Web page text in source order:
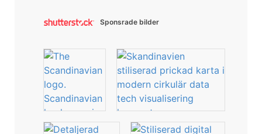
Sponsrade bilder